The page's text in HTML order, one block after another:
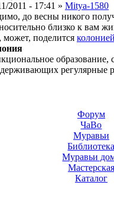
2011 - 17:41 » Mitya-1580
до весны никого
близко к вам
может, поделится
образование,
регулярные
Форум
ЧаВо
Муравьи
Муравьи
Мастерская
Каталог